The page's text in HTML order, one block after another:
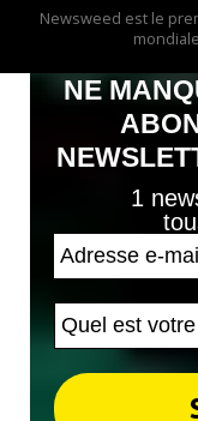
Newsweed est le
NE
1